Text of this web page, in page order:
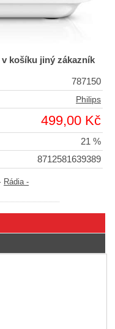
košíku jiný zákazník
787150
Philips
499,00 Kč
21 %
8712581639389
Rádia -